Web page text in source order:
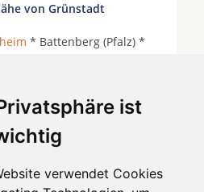
ist
verwendet Cookies
von Grünstadt
* Battenberg (Pfalz) *
* Kleinkarlbach *
* Obersülzen *
*Weisenheim am